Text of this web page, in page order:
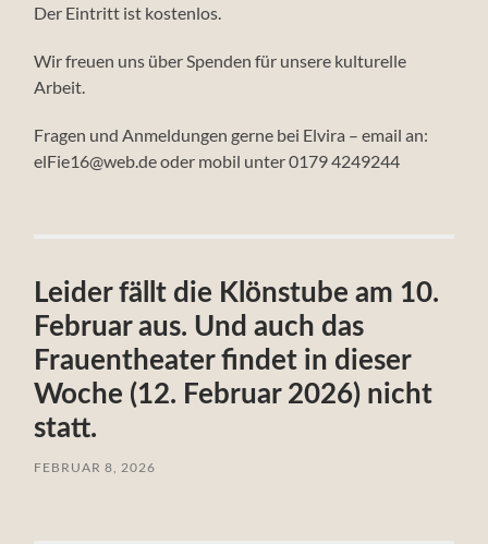
Der Eintritt ist kostenlos.
Wir freuen uns über Spenden für unsere kulturelle
Arbeit.
Fragen und Anmeldungen gerne bei Elvira – email an:
elFie16@web.de oder mobil unter 0179 4249244
Leider fällt die Klönstube am 10.
Februar aus. Und auch das
Frauentheater findet in dieser
Woche (12. Februar 2026) nicht
statt.
FEBRUAR 8, 2026